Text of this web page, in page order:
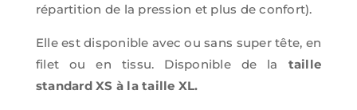
répartition de la pression et plus de confort).
Elle est disponible avec ou sans super tête, en
filet ou en tissu. Disponible de la taille
standard XS à la taille XL.